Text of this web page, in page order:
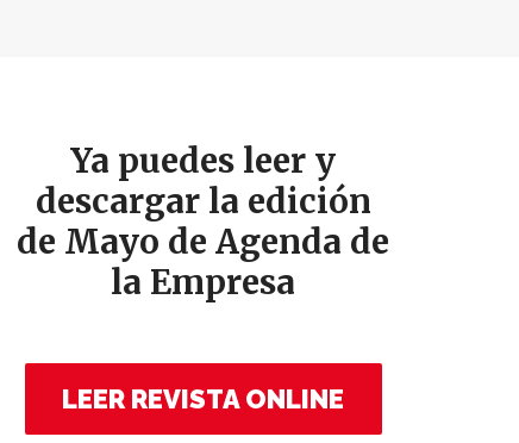
Ya puedes leer y
descargar la edición
de Mayo de Agenda de
la Empresa
LEER REVISTA ONLINE